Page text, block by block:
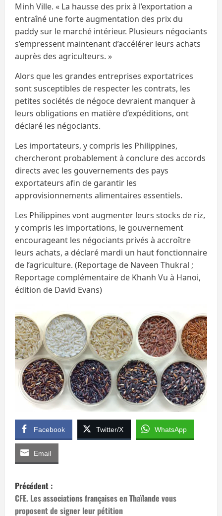
Minh Ville. « La hausse des prix à l’exportation a
entraîné une forte augmentation des prix du
paddy sur le marché intérieur. Plusieurs négociants
s’empressent maintenant d’accélérer leurs achats
auprès des agriculteurs. »
Alors que les grandes entreprises exportatrices
sont susceptibles de respecter les contrats, les
petites sociétés de négoce devraient manquer à
leurs obligations en matière d’expéditions, ont
déclaré les négociants.
Les importateurs, y compris les Philippines,
chercheront probablement à conclure des accords
directs avec les gouvernements des pays
exportateurs afin de garantir les
approvisionnements alimentaires essentiels.
Les Philippines vont augmenter leurs stocks de riz,
y compris les importations, le gouvernement
encourageant les négociants privés à accroître
leurs achats, a déclaré mardi un haut fonctionnaire
de l’agriculture. (Reportage de Naveen Thukral ;
Reportage complémentaire de Khanh Vu à Hanoi,
édition de David Evans)
Facebook Twitter/X WhatsApp
Email
N
a
Précédent :
CFE. Les associations françaises en Thaïlande vous
proposent de signer leur pétition